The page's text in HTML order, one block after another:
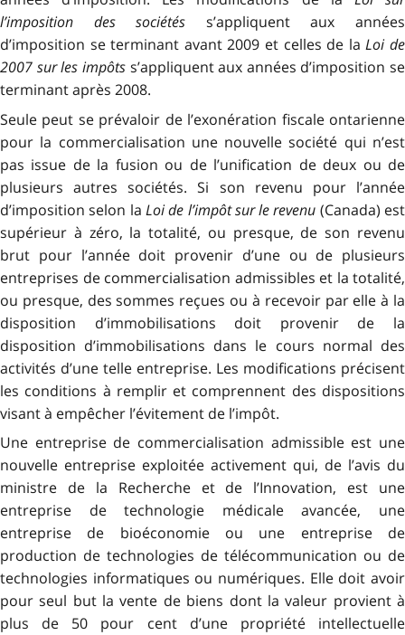
l’imposition des sociétés s’appliquent aux années
d’imposition se terminant avant 2009 et celles de laLoi de
2007 sur les impôtss’appliquent aux années d’imposition se
terminant après 2008.
Seule peut se prévaloir de l’exonération fiscale ontarienne
pour la commercialisation une nouvelle société qui n’est
pas issue de la fusion ou de l’unification de deux ou de
plusieurs autres sociétés. Si son revenu pour l’année
d’imposition selon la Loi de l’impôt sur le revenu (Canada) est
supérieur à zéro, la totalité, ou presque, de son revenu
brut pour l’année doit provenir d’une ou de plusieurs
entreprises de commercialisation admissibles et la totalité,
ou presque, des sommes reçues ou à recevoir par elle à la
disposition d’immobilisations doit provenir de la
disposition d’immobilisations dans le cours normal des
activités d’une telle entreprise. Les modifications précisent
les conditions à remplir et comprennent des dispositions
visant à empêcher l’évitement de l’impôt.
Une entreprise de commercialisation admissible est une
nouvelle entreprise exploitée activement qui, de l’avis du
ministre de la Recherche et de l’Innovation, est une
entreprise de technologie médicale avancée, une
entreprise de bioéconomie ou une entreprise de
production de technologies de télécommunication ou de
technologies informatiques ou numériques. Elle doit avoir
pour seul but la vente de biens dont la valeur provient à
plus de 50 pour cent d’une propriété intellectuelle